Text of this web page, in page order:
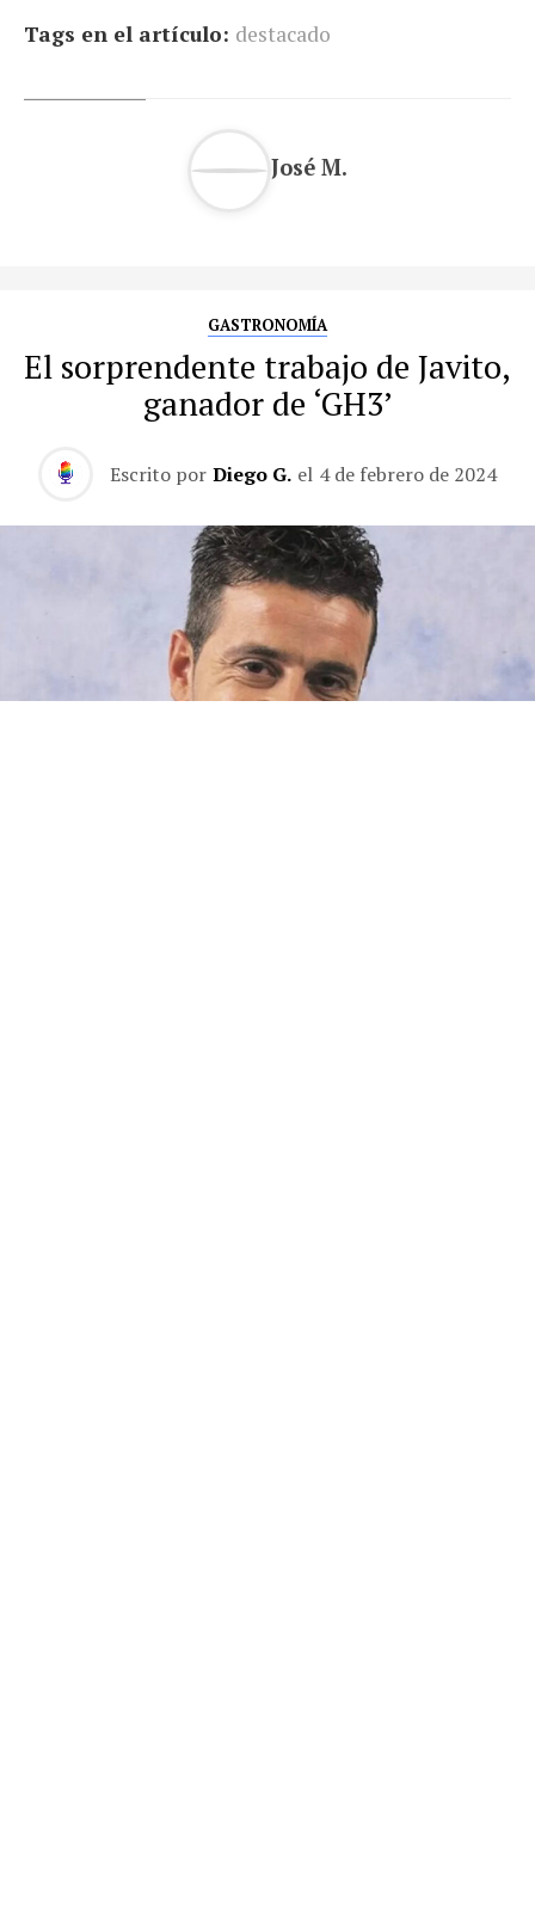
Tags en el artículo: destacado
José M.
GASTRONOMÍA
El sorprendente trabajo de Javito,
ganador de ‘GH3’
Escrito por Diego G. el 4 de febrero de 2024